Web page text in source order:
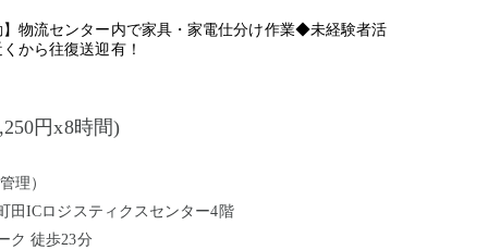
】物流センター内で家具・家電仕分け作業◆未経験者活
から往復送迎有！
円x8時間)
理）
田ICロジスティクスセンター4階
ク徒歩23分